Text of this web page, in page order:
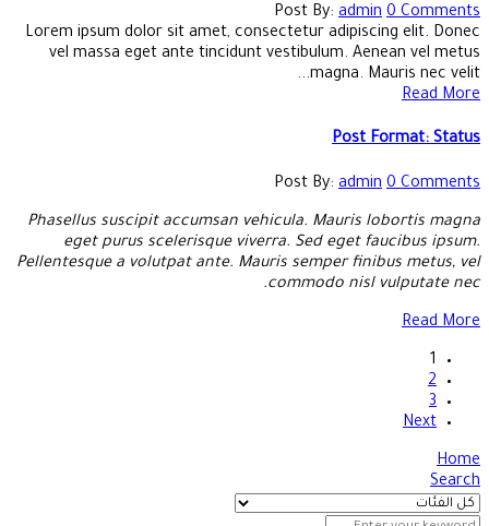
Post By: admin 0 Comments
Lorem ipsum dolor sit amet, consectetur adipiscing elit. Donec
vel massa eget ante tincidunt vestibulum. Aenean vel metus
magna. Mauris nec velit...
Read More
Post Format: Status
Post By: admin 0 Comments
Phasellus suscipit accumsan vehicula. Mauris lobortis magna
eget purus scelerisque viverra. Sed eget faucibus ipsum.
Pellentesque a volutpat ante. Mauris semper finibus metus, vel
commodo nisl vulputate nec.
Read More
1
2
3
Next
Home
Search